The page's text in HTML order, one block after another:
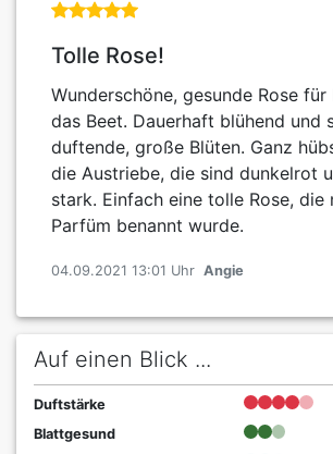
Tolle Rose!
Wunderschöne, gesunde Rose für
das Beet. Dauerhaft blühend und
duftende, große Blüten. Ganz
die Austriebe, die sind dunkelrot
stark. Einfach eine tolle Rose, die
Parfüm benannt wurde.
04.09.2021 13:01 Uhr Angie
Auf einen Blick ...
Duftstärke
Blattgesund